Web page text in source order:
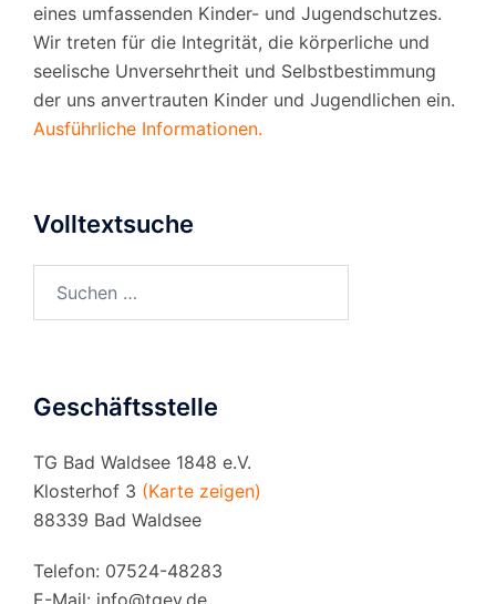
eines umfassenden Kinder- und Jugendschutzes.
Wir treten für die Integrität, die körperliche und
seelische Unversehrtheit und Selbstbestimmung
der uns anvertrauten Kinder und Jugendlichen ein.
Ausführliche Informationen.
Volltextsuche
Geschäftsstelle
TG Bad Waldsee 1848 e.V.
Klosterhof 3 (Karte zeigen)
88339 Bad Waldsee
Telefon: 07524-48283